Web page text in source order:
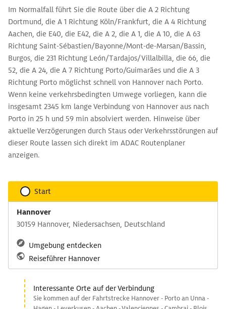
Im Normalfall führt Sie die Route über die A 2 Richtung
Dortmund, die A 1 Richtung Köln/Frankfurt, die A 4 Richtung
Aachen, die E40, die E42, die A 2, die A 1, die A 10, die A 63
Richtung Saint-Sébastien/Bayonne/Mont-de-Marsan/Bassin,
Burgos, die 231 Richtung León/Tardajos/Villalbilla, die 66, die
52, die A 24, die A 7 Richtung Porto/Guimarães und die A 3
Richtung Porto möglichst schnell von Hannover nach Porto.
Wenn keine verkehrsbedingten Umwege vorliegen, kann die
insgesamt 2345 km lange Verbindung von Hannover aus nach
Porto in 25 h und 59 min absolviert werden. Hinweise über
aktuelle Verzögerungen durch Staus oder Verkehrsstörungen auf
dieser Route lassen sich direkt im ADAC Routenplaner
anzeigen.
Start
Hannover
30159 Hannover, Niedersachsen, Deutschland
Umgebung entdecken
Reiseführer Hannover
Interessante Orte auf der Verbindung
Sie kommen auf der Fahrtstrecke Hannover - Porto an Unna -